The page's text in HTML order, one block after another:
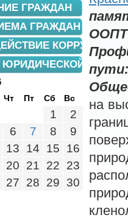
пути:
на
ГРАЖДАН
ГРАЖДАН
КОРРУПЦИИ
ЮРИДИЧЕСКОЙ
Чт Пт Сб Вс
1
2
6 7 8
9
13 14 15
16
20 21 22
23
27 28 29
30